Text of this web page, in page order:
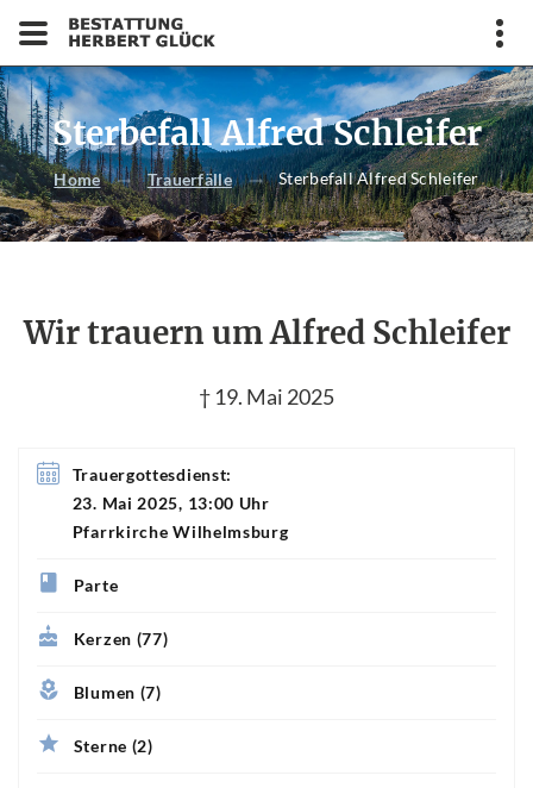
Sterbefall Alfred Schleifer
Home Trauerfälle Sterbefall Alfred Schleifer
Wir trauern um Alfred Schleifer
† 19. Mai 2025
Trauergottesdienst:
23. Mai 2025, 13:00 Uhr
Pfarrkirche Wilhelmsburg
Parte
Kerzen (77)
Blumen (7)
Sterne (2)